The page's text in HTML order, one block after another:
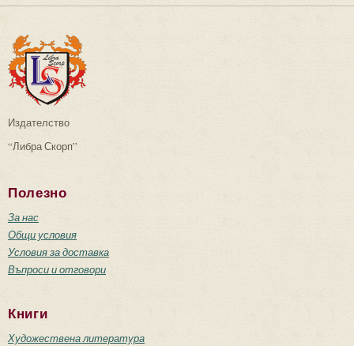
Издателство
“Либра Скорп”
Полезно
За нас
Общи условия
Условия за доставка
Въпроси и отговори
Книги
Художествена литература